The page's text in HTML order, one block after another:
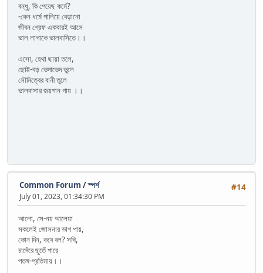
বন্ধু, কি পেয়েছ কর্মে?
-কেন ধর্মে পালিয়ে বেড়ানো
জীবন শ্রেফ একবারই আসে
ভাল লাগাকে ভালবাসিতে।।
এসো, হেথা ছায়া তলে,
ছোট্ট-বড় ভেদাভেদ ভুলে
সৌমিত্বের বানী তুলে
ভালবাসার জয়গান গায় ।।
#14
Common Forum /স্পর্শ
July 01, 2023, 01:34:30 PM
আলো, সে-নয় আলেয়া
সকলেই জোসনার ভাগ পায়,
কোন দিন, কবে বল? সখি,
চাদেঁরে ছুতেঁ পারে
পতঙ্গ-প্রতিমায়।।